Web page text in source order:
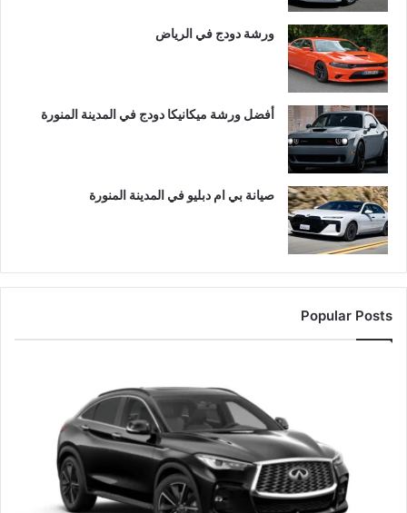
ورشة دودج في الرياض
أفضل ورشة ميكانيكا دودج في المدينة المنورة
صيانة بي ام دبليو في المدينة المنورة
Popular Posts